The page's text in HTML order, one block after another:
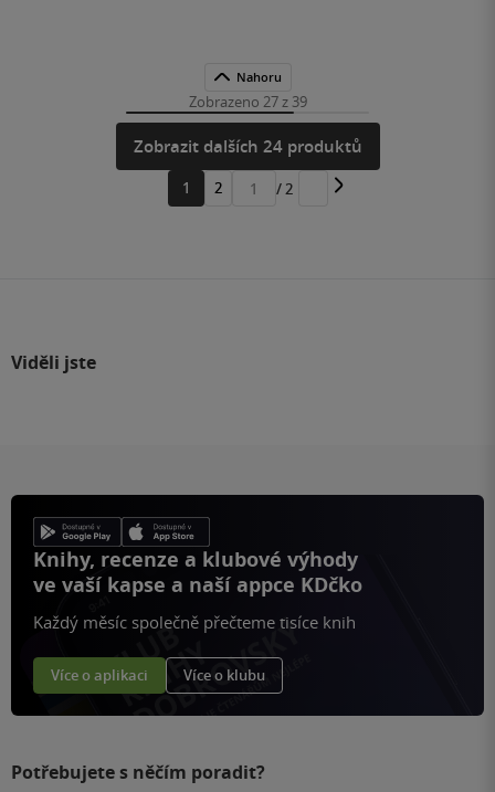
Nahoru
Zobrazeno 27 z 39
Zobrazit dalších 24 produktů
1 2
Přejít
/ 2
Viděli jste
Knihy, recenze a klubové výhody
ve vaší kapse a naší appce KDčko
Každý měsíc společně přečteme tisíce knih
Více o aplikaci Více o klubu
Potřebujete s něčím poradit?